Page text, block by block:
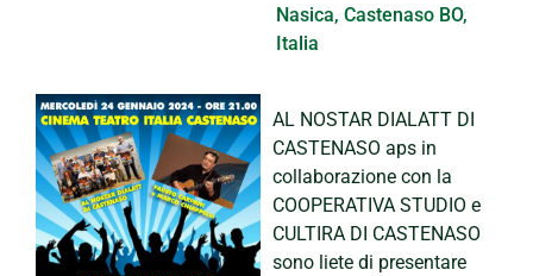
Nasica, Castenaso BO,
Italia
AL NOSTAR DIALATT DI
CASTENASO aps in
collaborazione con la
COOPERATIVA STUDIO e
CULTIRA DI CASTENASO
sono liete di presentare